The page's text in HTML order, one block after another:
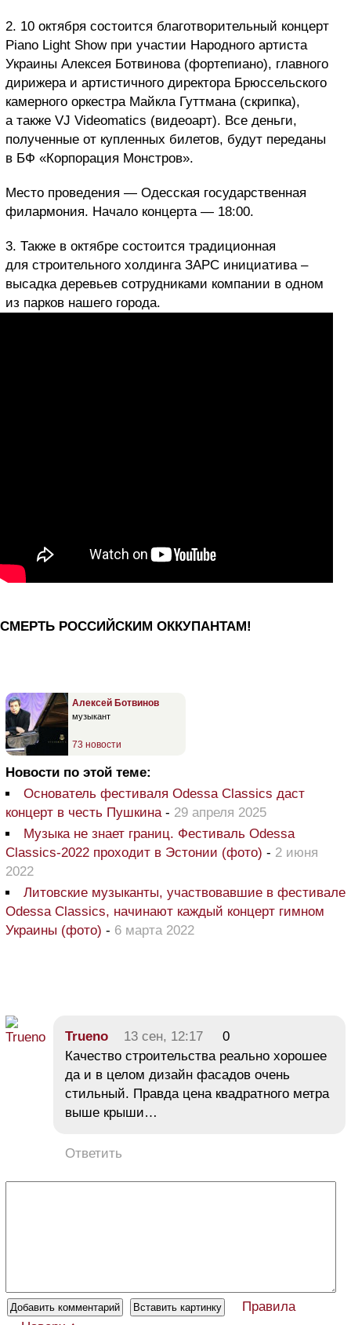
2. 10 октября состоится благотворительный концерт
Pianо Light Show при участии Народного артиста
Украины Алексея Ботвинова (фортепиано), главного
дирижера и артистичного директора Брюссельского
камерного оркестра Майкла Гуттмана (скрипка),
а также VJ Videomatics (видеоарт). Все деньги,
полученные от купленных билетов, будут переданы
в БФ «Корпорация Монстров».
Место проведения — Одесская государственная
филармония. Начало концерта — 18:00.
3. Также в октябре состоится традиционная
для строительного холдинга ЗАРС инициатива –
высадка деревьев сотрудниками компании в одном
из парков нашего города.
СМЕРТЬ РОССИЙСКИМ ОККУПАНТАМ!
Алексей Ботвинов
музыкант
73 новости
Новости по этой теме:
Основатель фестиваля Odessa Classics даст
концерт в честь Пушкина - 29 апреля 2025
Музыка не знает границ. Фестиваль Odessa
Classics-2022 проходит в Эстонии (фото) - 2 июня
2022
Литовские музыканты, участвовавшие в фестивале
Odessa Classics, начинают каждый концерт гимном
Украины (фото) - 6 марта 2022
Trueno 13 сен, 12:17
0
Качество строительства реально хорошее
да и в целом дизайн фасадов очень
стильный. Правда цена квадратного метра
выше крыши…
Ответить
Правила